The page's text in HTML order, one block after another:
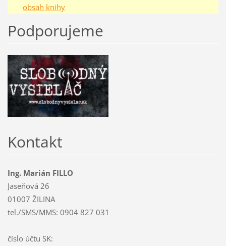
obsah knihy
Podporujeme
Kontakt
Ing. Marián FILLO
Jaseňová 26
01007 ŽILINA
tel./SMS/MMS: 0904 827 031
číslo účtu SK: